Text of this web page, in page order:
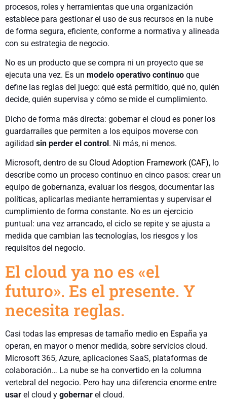
procesos, roles y herramientas que una organización
establece para gestionar el uso de sus recursos en la nube
de forma segura, eficiente, conforme a normativa y alineada
con su estrategia de negocio.
No es un producto que se compra ni un proyecto que se
ejecuta una vez. Es un modelo operativo continuo que
define las reglas del juego: qué está permitido, qué no, quién
decide, quién supervisa y cómo se mide el cumplimiento.
Dicho de forma más directa: gobernar el cloud es poner los
guardarraíles que permiten a los equipos moverse con
agilidad sin perder el control. Ni más, ni menos.
Microsoft, dentro de su Cloud Adoption Framework (CAF), lo
describe como un proceso continuo en cinco pasos: crear un
equipo de gobernanza, evaluar los riesgos, documentar las
políticas, aplicarlas mediante herramientas y supervisar el
cumplimiento de forma constante. No es un ejercicio
puntual: una vez arrancado, el ciclo se repite y se ajusta a
medida que cambian las tecnologías, los riesgos y los
requisitos del negocio.
El cloud ya no es «el
futuro». Es el presente. Y
necesita reglas.
Casi todas las empresas de tamaño medio en España ya
operan, en mayor o menor medida, sobre servicios cloud.
Microsoft 365, Azure, aplicaciones SaaS, plataformas de
colaboración… La nube se ha convertido en la columna
vertebral del negocio. Pero hay una diferencia enorme entre
usar el cloud y gobernar el cloud.